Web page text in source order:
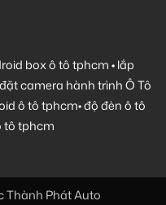
box ô tô tphcm•lắp
camera hành trình Ô Tô
ô tô tphcm•độ đèn ô tô
tô tphcm
Thành Phát Auto